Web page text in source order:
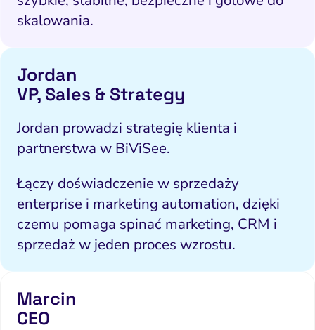
Zacznij od
i budowanie popytu
i pozycjonowanie
Strona i konwersja
Pomiar i atrybucja
CRM i obsługa leadów
Ryzyko i zgodność
i kontrola ryzyka
Content marketing
E-mail marketing
HubSpot
automation i CRM
wideo i wizualny
konwersji
Pozycjonowanie marki
PPC i kampanie płatne
Software House
Napraw utratę
Napraw
skalowania.
Jordan
VP, Sales & Strategy
Jordan prowadzi strategię klienta i
partnerstwa w BiViSee.
Łączy doświadczenie w sprzedaży
enterprise i marketing automation, dzięki
czemu pomaga spinać marketing, CRM i
sprzedaż w jeden proces wzrostu.
Marcin
CEO